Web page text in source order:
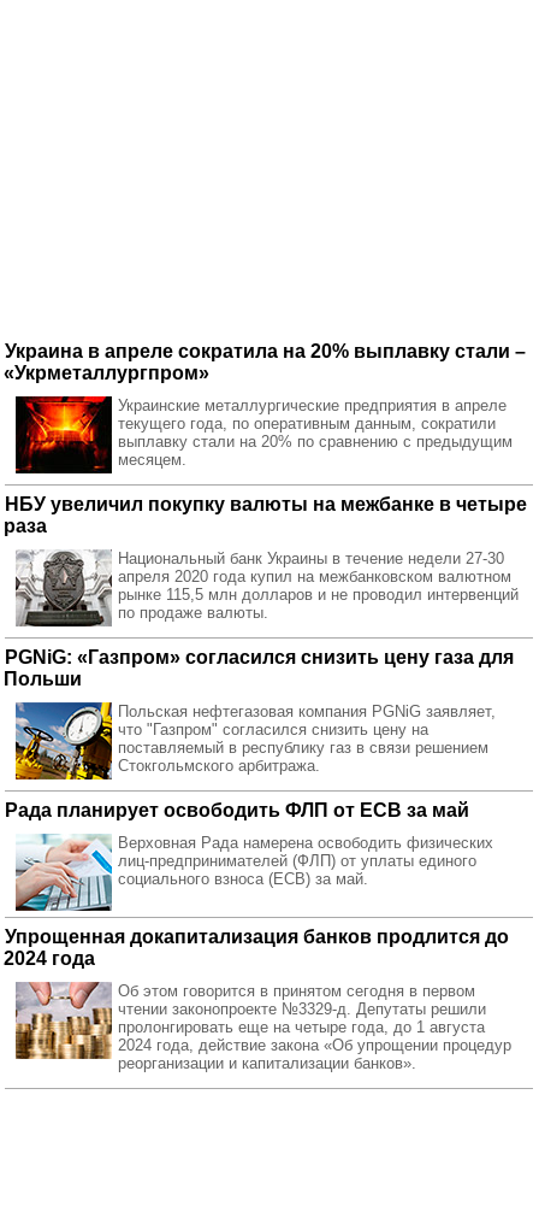
Украина в апреле сократила на 20% выплавку стали –
«Укрметаллургпром»
Украинские металлургические предприятия в апреле
текущего года, по оперативным данным, сократили
выплавку стали на 20% по сравнению с предыдущим
месяцем.
НБУ увеличил покупку валюты на межбанке в четыре
раза
Национальный банк Украины в течение недели 27-30
апреля 2020 года купил на межбанковском валютном
рынке 115,5 млн долларов и не проводил интервенций
по продаже валюты.
PGNiG: «Газпром» согласился снизить цену газа для
Польши
Польская нефтегазовая компания PGNiG заявляет,
что "Газпром" согласился снизить цену на
поставляемый в республику газ в связи решением
Стокгольмского арбитража.
Рада планирует освободить ФЛП от ЕСВ за май
Верховная Рада намерена освободить физических
лиц-предпринимателей (ФЛП) от уплаты единого
социального взноса (ЕСВ) за май.
Упрощенная докапитализация банков продлится до
2024 года
Об этом говорится в принятом сегодня в первом
чтении законопроекте №3329-д. Депутаты решили
пролонгировать еще на четыре года, до 1 августа
2024 года, действие закона «Об упрощении процедур
реорганизации и капитализации банков».